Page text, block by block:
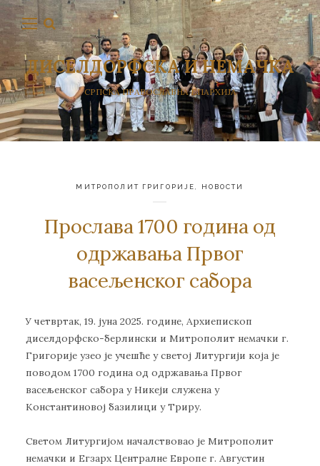
ДИСЕЛДОРФСКА И НЕМАЧКА
СРПСКА ПРАВОСЛАВНА ЕПАРХИЈА
МИТРОПОЛИТ ГРИГОРИЈЕ НОВОСТИ
Прослава 1700 година од
одржавања Првог
васељенског сабора
У четвртак, 19. јуна 2025. године, Архиепископ
диселдорфско-берлински и Митрополит немачки г.
Григорије узео је учешће у светој Литургији која је
поводом 1700 година од одржавања Првог
васељенског сабора у Никеји служена у
Константиновој базилици у Триру.
Светом Литургијом началствовао је Митрополит
немачки и Егзарх Централне Европе г. Августин